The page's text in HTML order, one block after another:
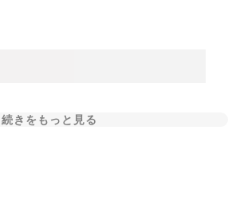
続きをもっと見る